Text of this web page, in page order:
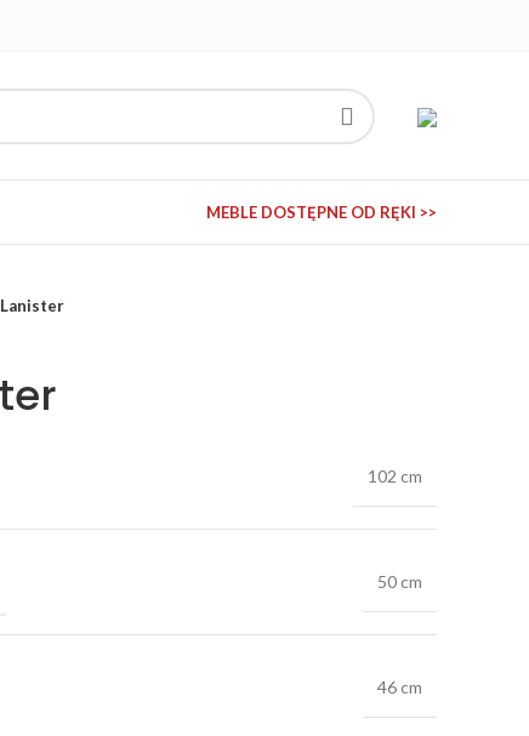
MEBLE DOSTĘPNE OD RĘKI >>
102 cm
50 cm
46 cm